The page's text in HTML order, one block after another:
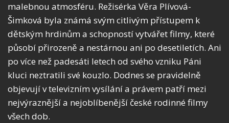
malebnou atmosféru. Režisérka Věra Plívová-
Šimková byla známá svým citlivým přístupem k
dětským hrdinům a schopností vytvářet filmy, které
působí přirozeně a nestárnou ani po desetiletích. Ani
po více než padesáti letech od svého vzniku Páni
kluci neztratili své kouzlo. Dodnes se pravidelně
objevují v televizním vysílání a právem patří mezi
nejvýraznější a nejoblíbenější české rodinné filmy
všech dob.